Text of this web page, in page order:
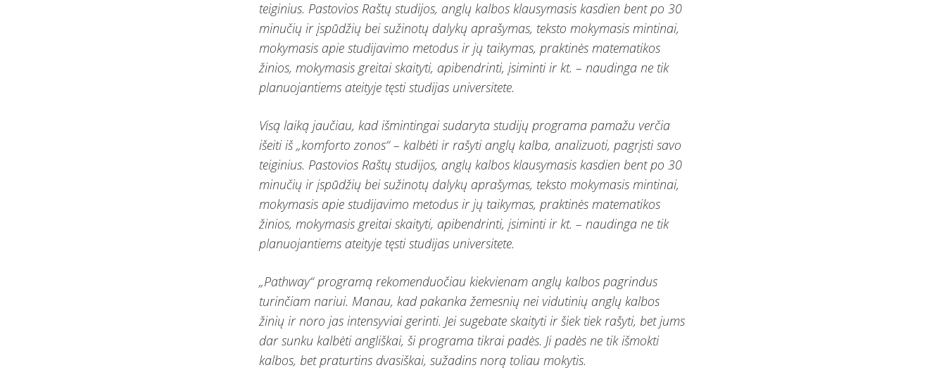
teiginius. Pastovios Raštų studijos, anglų kalbos klausymasis kasdien bent po 30
minučių ir įspūdžių bei sužinotų dalykų aprašymas, teksto mokymasis mintinai,
mokymasis apie studijavimo metodus ir jų taikymas, praktinės matematikos
žinios, mokymasis greitai skaityti, apibendrinti, įsiminti ir kt. – naudinga ne tik
planuojantiems ateityje tęsti studijas universitete.
Visą laiką jaučiau, kad išmintingai sudaryta studijų programa pamažu verčia
išeiti iš „komforto zonos“ – kalbėti ir rašyti anglų kalba, analizuoti, pagrįsti savo
teiginius. Pastovios Raštų studijos, anglų kalbos klausymasis kasdien bent po 30
minučių ir įspūdžių bei sužinotų dalykų aprašymas, teksto mokymasis mintinai,
mokymasis apie studijavimo metodus ir jų taikymas, praktinės matematikos
žinios, mokymasis greitai skaityti, apibendrinti, įsiminti ir kt. – naudinga ne tik
planuojantiems ateityje tęsti studijas universitete.
„Pathway“ programą rekomenduočiau kiekvienam anglų kalbos pagrindus
turinčiam nariui. Manau, kad pakanka žemesnių nei vidutinių anglų kalbos
žinių ir noro jas intensyviai gerinti. Jei sugebate skaityti ir šiek tiek rašyti, bet jums
dar sunku kalbėti angliškai, ši programa tikrai padės. Ji padės ne tik išmokti
kalbos, bet praturtins dvasiškai, sužadins norą toliau mokytis.